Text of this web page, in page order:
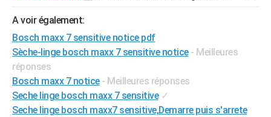
SANTE
Alimentation
Guide de la santé
Maladies
Médicaments
Sommeil
VOYAGE
Destinations
City break
Voyage nature
Voyage de noces
Forum
Climat
PHOTO
GUIDES D'ACHAT
BONS PLANS
A voir également:
Bosch maxx 7 sensitive notice pdf
Sèche-linge bosch maxx 7 sensitive notice - Meilleures
réponses
Bosch maxx 7 notice - Meilleures réponses
Seche linge bosch maxx 7 sensitive ✓
Seche linge bosch maxx7 sensitive,Demarre puis s'arrete